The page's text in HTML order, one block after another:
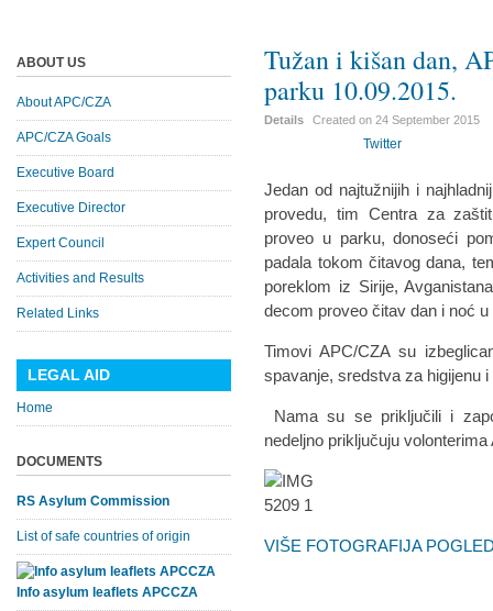
Tužan i kišan dan,
parku 10.09.2015.
Details Created on24 September 2015
Twitter
Jedan od najtužnijih i
provedu, tim Centra za
proveo u parku, donoseći
padala tokom čitavog dana,
poreklom iz Sirije,
decom proveo čitav dan i noć
Timovi APC/CZA su
spavanje, sredstva za higijenu
Nama su se priključili i
nedeljno priključuju
VIŠE FOTOGRAFIJA
ABOUT US
About APC/CZA
APC/CZA Goals
Executive Board
Executive Director
Expert Council
Activities and Results
Related Links
LEGAL AID
Home
DOCUMENTS
RS Asylum Commission
List of safe countries of origin
Info asylum leaflets APCCZA